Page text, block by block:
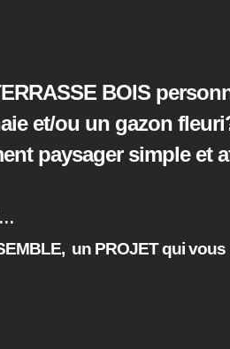
BOIS
et/ou un gazon
paysager simple et
un PROJET qui vous